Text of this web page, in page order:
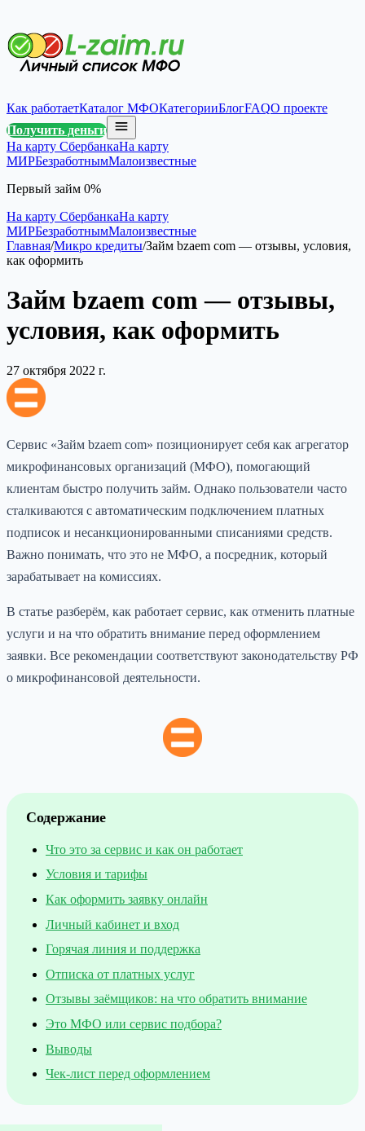
Как работаетКаталог МФОКатегорииБлогFAQО проекте
Получить деньги
На карту СбербанкаНа карту
МИРБезработнымМалоизвестные
Первый займ 0%
На карту СбербанкаНа карту
МИРБезработнымМалоизвестные
Главная/Микро кредиты/Займ bzaem com — отзывы, условия,
как оформить
Займ bzaem com — отзывы,
условия, как оформить
27 октября 2022 г.
Сервис «Займ bzaem com» позиционирует себя как агрегатор
микрофинансовых организаций (МФО), помогающий
клиентам быстро получить займ. Однако пользователи часто
сталкиваются с автоматическим подключением платных
подписок и несанкционированными списаниями средств.
Важно понимать, что это не МФО, а посредник, который
зарабатывает на комиссиях.
В статье разберём, как работает сервис, как отменить платные
услуги и на что обратить внимание перед оформлением
заявки. Все рекомендации соответствуют законодательству РФ
о микрофинансовой деятельности.
Содержание
Что это за сервис и как он работает
Условия и тарифы
Как оформить заявку онлайн
Личный кабинет и вход
Горячая линия и поддержка
Отписка от платных услуг
Отзывы заёмщиков: на что обратить внимание
Это МФО или сервис подбора?
Выводы
Чек-лист перед оформлением